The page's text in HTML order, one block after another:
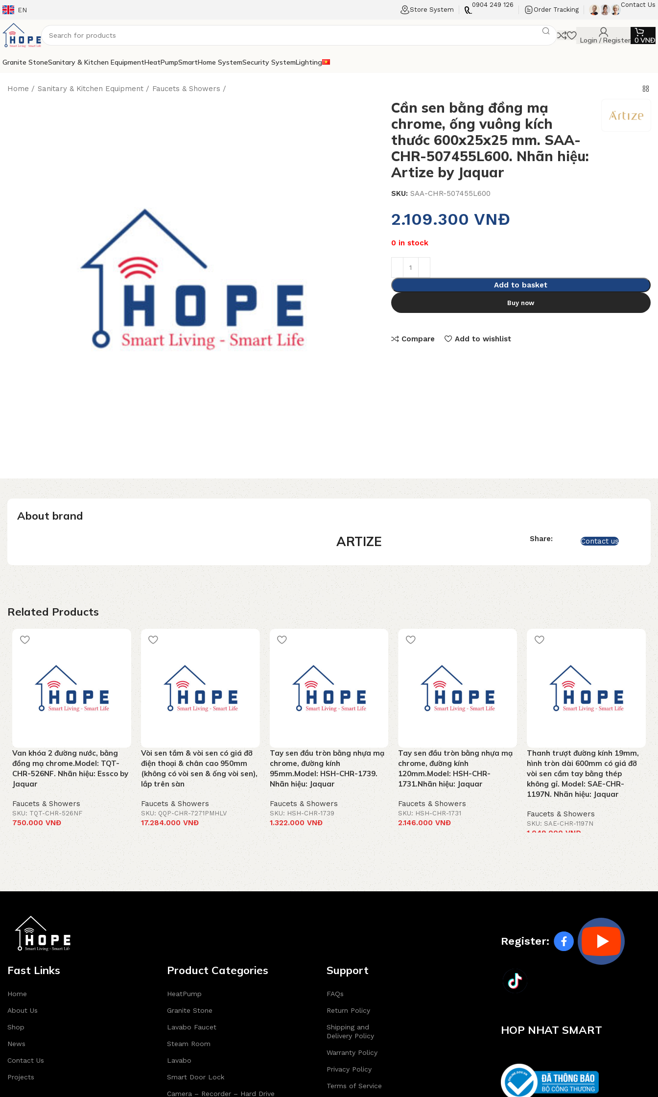
EN Store System
0904 249 126
Order Tracking
Contact Us
Login / Register 0 VNĐ
Granite StoneSanitary & Kitchen EquipmentHeatPumpSmartHome SystemSecurity SystemLighting
Home Sanitary & Kitchen Equipment Faucets & Showers
Cần sen bằng đồng mạ
chrome, ống vuông kích
thước 600x25x25 mm. SAA-
CHR-507455L600. Nhãn hiệu:
Artize by Jaquar
SKU: SAA-CHR-507455L600
2.109.300 VNĐ
0 in stock
Add to basket
Buy now
Compare Add to wishlist
About brand
ARTIZE Share: Contact us
Related Products
Van khóa 2 đường nước, bằng
đồng mạ chrome.Model: TQT-
CHR-526NF. Nhãn hiệu: Essco by
Jaquar
Faucets & Showers
SKU: TQT-CHR-526NF
750.000VNĐ
Add to cart
Vòi sen tắm & vòi sen có giá đỡ
điện thoại & chân cao 950mm
(không có vòi sen & ống vòi sen),
lắp trên sàn
Faucets & Showers
SKU: QQP-CHR-7271PMHLV
17.284.000VNĐ
Add to cart
Tay sen đầu tròn bằng nhựa mạ
chrome, đường kính
95mm.Model: HSH-CHR-1739.
Nhãn hiệu: Jaquar
Faucets & Showers
SKU: HSH-CHR-1739
1.322.000VNĐ
Add to cart
Tay sen đầu tròn bằng nhựa mạ
chrome, đường kính
120mm.Model: HSH-CHR-
1731.Nhãn hiệu: Jaquar
Faucets & Showers
SKU: HSH-CHR-1731
2.146.000VNĐ
Add to cart
Thanh trượt đường kính 19mm,
hình tròn dài 600mm có giá đỡ
vòi sen cầm tay bằng thép
không gỉ. Model: SAE-CHR-
1197N. Nhãn hiệu: Jaquar
Faucets & Showers
SKU: SAE-CHR-1197N
1.049.000VNĐ
Add to cart
Fast Links
Home
About Us
Shop
News
Contact Us
Projects
Product Categories
HeatPump
Granite Stone
Lavabo Faucet
Steam Room
Lavabo
Smart Door Lock
Camera – Recorder – Hard Drive
Support
FAQs
Return Policy
Shipping and
Delivery Policy
Warranty Policy
Privacy Policy
Terms of Service
Register:
HOP NHAT SMART